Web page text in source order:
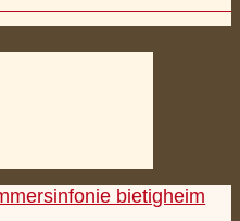
bietigheim